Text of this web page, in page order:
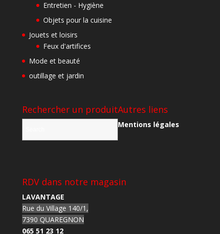
Entretien - Hygiène
Objets pour la cuisine
Jouets et loisirs
Feux d'artifices
Mode et beauté
outillage et jardin
Rechercher un produitAutres liens
Mentions légales
RDV dans notre magasin
LAVANTAGE
Rue du Village 140/1,
7390 QUAREGNON
065 51 23 12